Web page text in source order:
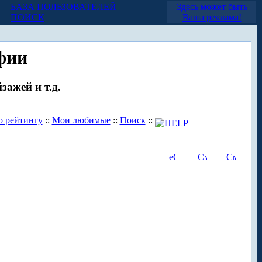
БАЗА ПОЛЬЗОВАТЕЛЕЙ
ПОИСК
Здесь может быть
Ваша реклама!
и т.д.
рейтингу:: Мои любимые:: Поиск::